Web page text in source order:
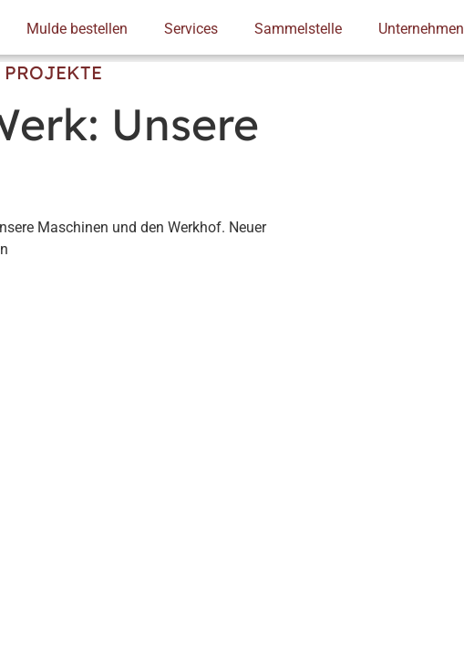
Mulde bestellen Services Sammelstelle Unternehmen
PROJEKTE
Unsere
Maschinen und den Werkhof. Neuer